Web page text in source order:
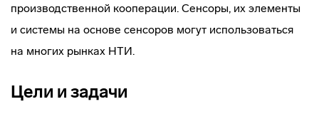
производственной кооперации. Сенсоры, их элементы
и системы на основе сенсоров могут использоваться
на многих рынках НТИ.
Цели и задачи